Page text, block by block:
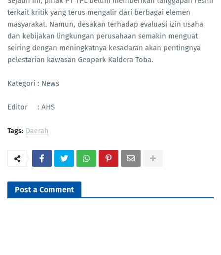
terkait kritik yang terus mengalir dari berbagai elemen
masyarakat. Namun, desakan terhadap evaluasi izin usaha
dan kebijakan lingkungan perusahaan semakin menguat
seiring dengan meningkatnya kesadaran akan pentingnya
pelestarian kawasan Geopark Kaldera Toba.
Kategori : News
Editor : AHS
Tags: Daerah
Post a Comment